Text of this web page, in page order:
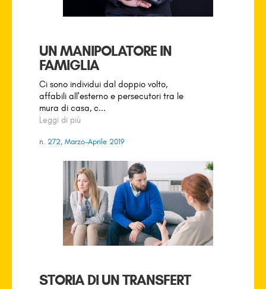
UN MANIPOLATORE IN
FAMIGLIA
Ci sono individui dal doppio volto,
affabili all'esterno e persecutori tra le
mura di casa, c...
Leggi di più
n. 272, Marzo-Aprile 2019
STORIA DI UN TRANSFERT